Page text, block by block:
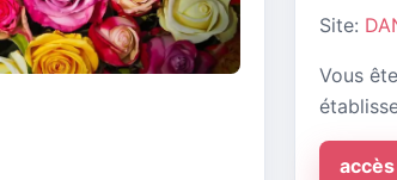
Site:
Vous
accès